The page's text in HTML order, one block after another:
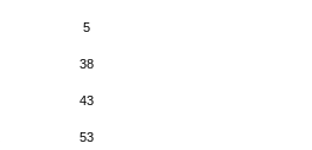
5
38
43
53